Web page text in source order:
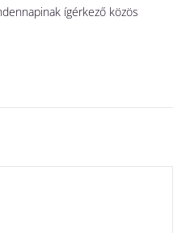
ígérkező közös